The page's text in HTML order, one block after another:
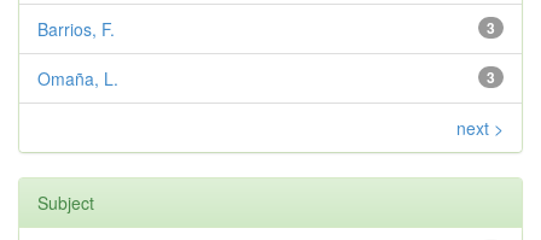
3
Barrios, F.
3
Omaña, L.
next >
Subject